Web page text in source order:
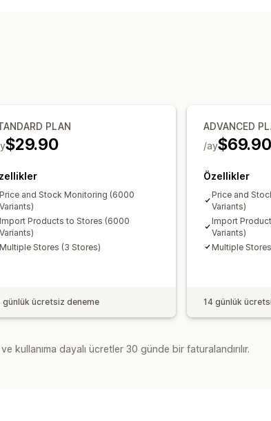
PLAN
$29.90
Price and Stock Monitoring (6000
Variants)
Import Products to Stores (6000
Variants)
Multiple Stores (3 Stores)
günlük ücretsiz deneme
ADVANCED
$69.90
/ay
Özellikler
Price and
Variants)
Import
Variants)
Multiple
14 günlük
kullanıma dayalı ücretler 30 günde bir faturalandırılır.